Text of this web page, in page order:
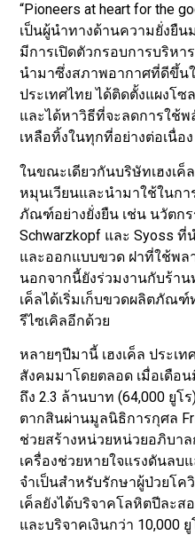
“Pioneers at heart for the
เป็นผู้นำทางด้านความยั่งยื
มีการเปิดตัวกรอบการบริหา
นำมาซึ่งสภาพอากาศที่ดีขึ้นใ
ประเทศไทย ได้ติดตั้งแผงโ
และได้หาวิธีที่จะลดการใช้
เหลือทิ้งในทุกที่อย่างต่อเนื่อง
ในขณะเดียวกันบริษัทเฮงเค็
หมุนเวียนและนำมาใช้ในก
ภัณฑ์อย่างยั่งยืน เช่น นวัต
Schwarzkopf และ Syoss
และออกแบบขวด ฝาที่ใช้พล
นอกจากนี้ยังร่วมงานกับร้าน
เค็ลได้เริ่มเก็บขวดผลิตภัณ
รีไซเคิลอีกด้วย
หลายๆปีมานี้ เฮงเค็ล ประเ
สังคมมาโดยตลอด เมื่อเดือ
ถึง 2.3 ล้านบาท (64,000 ยู
ตากสินผ่านมูลนิธิการกุศล
ช่วยสร้างหน่วยหน่วยอภิบา
เครื่องช่วยหายใจแรงดันล
จำเป็นสำหรับรักษาผู้ป่วยโค
เค็ลยังได้บริจาคโลหิตปีละส
และบริจาคเงินกว่า 10,000